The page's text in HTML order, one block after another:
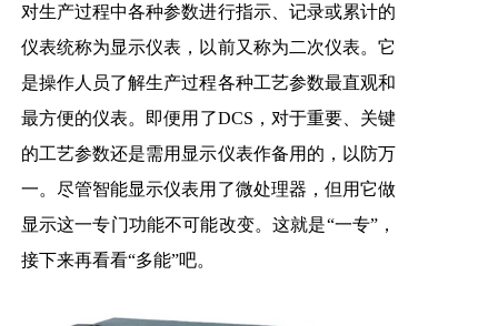
对生产过程中各种参数进行指示、记录或累计的
仪表统称为显示仪表，以前又称为二次仪表。它
是操作人员了解生产过程各种工艺参数最直观和
最方便的仪表。即便用了DCS，对于重要、关键
的工艺参数还是需用显示仪表作备用的，以防万
一。尽管智能显示仪表用了微处理器，但用它做
显示这一专门功能不可能改变。这就是“一专”，
接下来再看看“多能”吧。